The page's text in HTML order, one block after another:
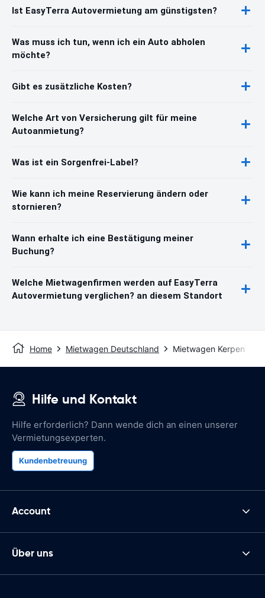
Ist EasyTerra Autovermietung am günstigsten?
Was muss ich tun, wenn ich ein Auto abholen
möchte?
Gibt es zusätzliche Kosten?
Welche Art von Versicherung gilt für meine
Autoanmietung?
Was ist ein Sorgenfrei-Label?
Wie kann ich meine Reservierung ändern oder
stornieren?
Wann erhalte ich eine Bestätigung meiner
Buchung?
Welche Mietwagenfirmen werden auf EasyTerra
Autovermietung verglichen? an diesem Standort
Home Mietwagen Deutschland Mietwagen Kerpen
Hilfe und Kontakt
Hilfe erforderlich? Dann wende dich an einen unserer
Vermietungsexperten.
Kundenbetreuung
Account
Über uns